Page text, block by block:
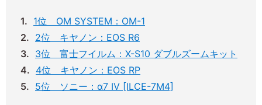
1位 OM SYSTEM：OM-1
2位 キヤノン：EOS R6
3位 富士フイルム：X-S10 ダブルズームキット
4位 キヤノン：EOS RP
5位 ソニー：α7 IV [ILCE-7M4]